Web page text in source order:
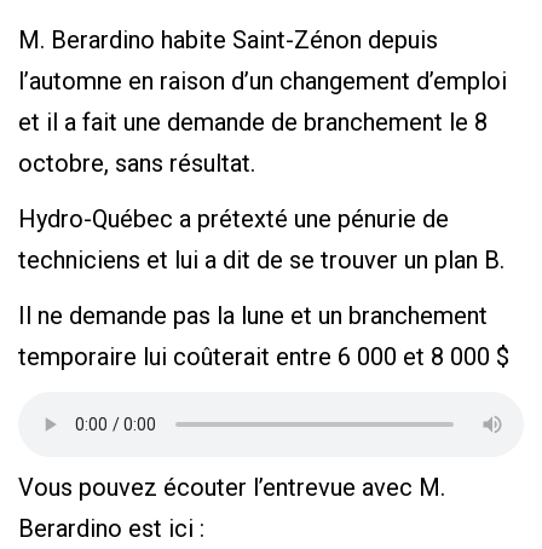
M. Berardino habite Saint-Zénon depuis
l’automne en raison d’un changement d’emploi
et il a fait une demande de branchement le 8
octobre, sans résultat.
Hydro-Québec a prétexté une pénurie de
techniciens et lui a dit de se trouver un plan B.
Il ne demande pas la lune et un branchement
temporaire lui coûterait entre 6 000 et 8 000 $
Vous pouvez écouter l’entrevue avec M.
Berardino est ici :